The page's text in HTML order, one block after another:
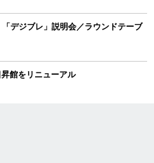
デジブレ」説明会／ラウンドテーブ
館をリニューアル